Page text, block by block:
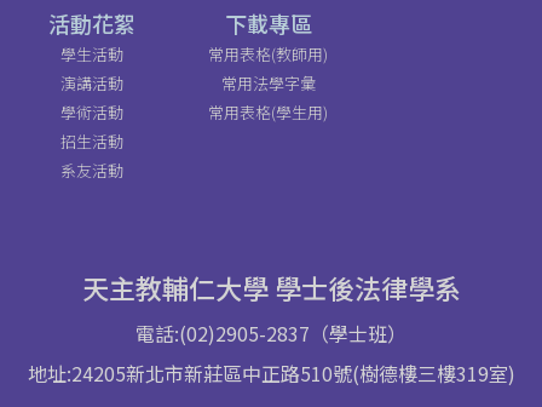
活動花絮
學生活動
演講活動
學術活動
招生活動
系友活動
下載專區
常用表格(教師用)
常用法學字彙
常用表格(學生用)
天主教輔仁大學 學士後法律學系
電話:(02)2905-2837（學士班）
地址:24205新北市新莊區中正路510號(樹德樓三樓319室)